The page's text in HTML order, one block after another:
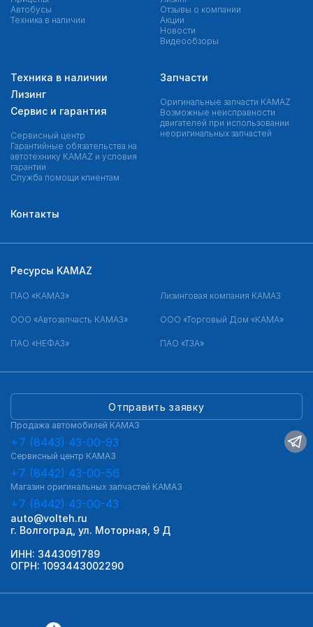
Автобусы
Техника в наличии
Отзывы о компании
Акции
Новости
Видеообзоры
Техника в наличии
Лизинг
Сервис и гарантия
Сервисный центр
Гарантийные обязательства на
автотехнику KAMAZ и условия
гарантии
Служба помощи клиентам
Запчасти
Оригинальные запчасти КAMAZ
Возможные неисправности
двигателей при использовании
неоригинальных запчастей
Контакты
Отправить заявку
Продажа автомобилей КАМАЗ
+7 (8443) 43-00-93
Сервисный центр КАМАЗ
+7 (8442) 43-00-56
Магазин оригинальных запчастей КАМАЗ
+7 (8442) 43-00-43
auto@volteh.ru
г. Волгоград, ул. Моторная, 9 Д
ИНН: 3443091789
ОГРН: 1093443002290
Ресурсы KAMAZ
ПАО «КАМАЗ» Лизинговая компания КАМАЗ
ООО «Автозапчасть КАМАЗ» ООО «Торговый Дом «КАМА»
ПАО «НЕФАЗ» ПАО «ТЗА»